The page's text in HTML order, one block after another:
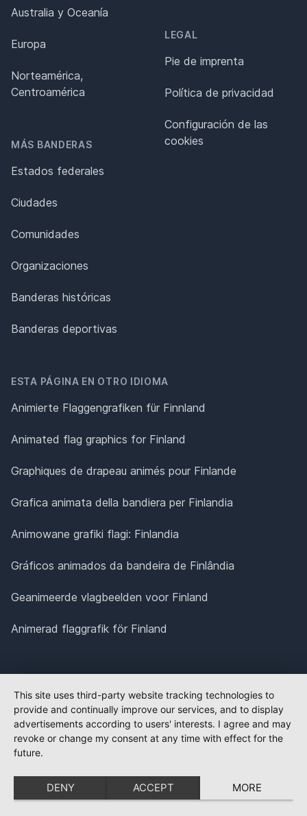
Australia y Oceanía
Europa
Norteamérica,
Centroamérica
MÁS BANDERAS
Estados federales
Ciudades
Comunidades
Organizaciones
Banderas históricas
Banderas deportivas
LEGAL
Pie de imprenta
Política de privacidad
Configuración de las
cookies
ESTA PÁGINA EN OTRO IDIOMA
Animierte Flaggengrafiken für Finnland
Animated flag graphics for Finland
Graphiques de drapeau animés pour Finlande
Grafica animata della bandiera per Finlandia
Animowane grafiki flagi: Finlandia
Gráficos animados da bandeira de Finlândia
Geanimeerde vlagbeelden voor Finland
Animerad flaggrafik för Finland
This site uses third-party website tracking technologies to
provide and continually improve our services, and to display
advertisements according to users' interests. I agree and may
revoke or change my consent at any time with effect for the
future.
DENY ACCEPT MORE